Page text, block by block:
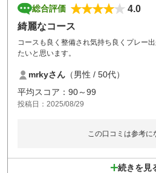
総合評価
4.0
綺麗なコース
コースも良く整備され気持ち良くプレー
たいと思います。
mrkyさん （男性 / 50代）
平均スコア：90～99
投稿日：2025/08/29
この口コミは参考に
続きを見